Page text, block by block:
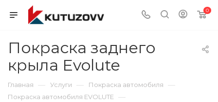
0
Покраска заднего
крыла Evolute
Главная — Услуги — Покраска автомобиля —
Покраска автомобиля EVOLUTE —